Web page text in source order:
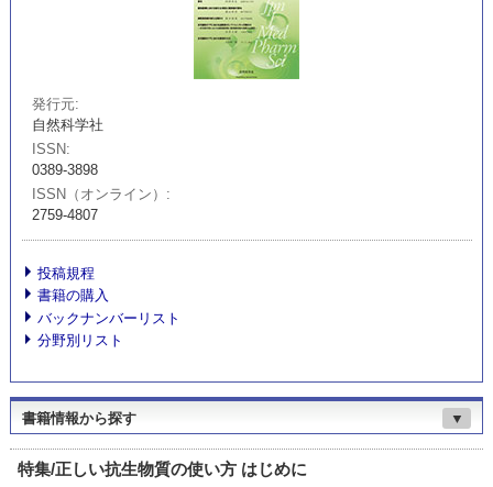
発行元
自然科学社
ISSN
0389-3898
ISSN（オンライン）
2759-4807
投稿規程
書籍の購入
バックナンバーリスト
分野別リスト
書籍情報から探す ▼
特集/正しい抗生物質の使い方 はじめに